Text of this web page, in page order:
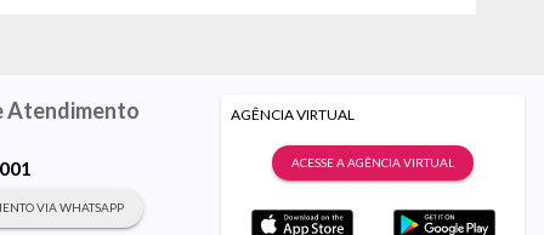
Atendimento
VIA WHATSAPP
AGÊNCIA VIRTUAL
ACESSE A AGÊNCIA VIRTUAL